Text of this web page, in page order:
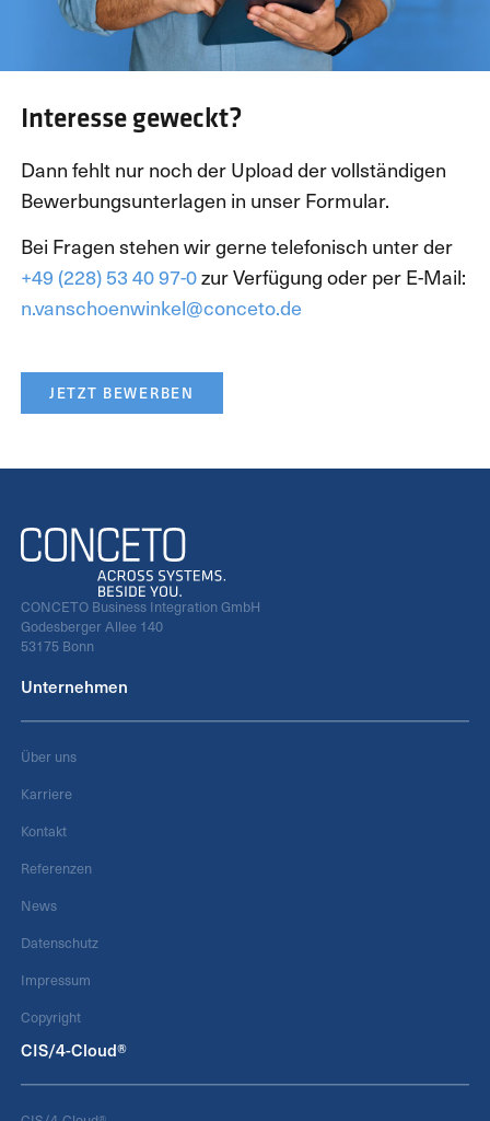
Interesse geweckt?
Dann fehlt nur noch der Upload der vollständigen
Bewerbungsunterlagen in unser Formular.
Bei Fragen stehen wir gerne telefonisch unter der
+49 (228) 53 40 97-0zur Verfügung oder per E-Mail:
n.vanschoenwinkel@conceto.de
JETZT BEWERBEN
CONCETO Business Integration GmbH
Godesberger Allee 140
53175 Bonn
Unternehmen
Über uns
Karriere
Kontakt
Referenzen
News
Datenschutz
Impressum
Copyright
CIS/4-Cloud®